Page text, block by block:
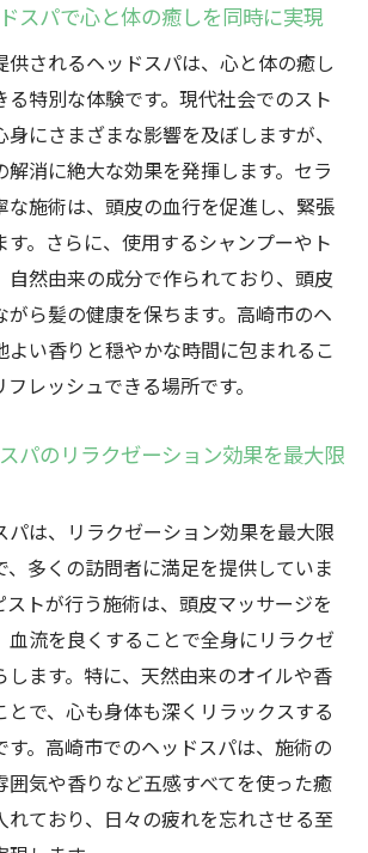
贅沢な週末を過ごすためのヘッド
褒美として高崎市のヘッドスパを
ヘッドスパで心と体にご褒美を
フレッシュに最適な高崎市のヘッ
間を過ごす高崎市のヘッドスパの
える高崎市のヘッドスパで極上の
ョン
ヘッドスパで心地よさを追求
ーションを極めた高崎市のヘッド
ヘッドスパが提供する至福のリラ
ョン
を超える高崎市のヘッドスパの秘
ラクゼーションを感じる高崎市の
パ
スパで心と体の癒しを同時に実現
供されるヘッドスパは、心と体の癒し
る特別な体験です。現代社会でのスト
にさまざまな影響を及ぼしますが、
解消に絶大な効果を発揮します。セラ
な施術は、頭皮の血行を促進し、緊張
す。さらに、使用するシャンプーやト
自然由来の成分で作られており、頭皮
がら髪の健康を保ちます。高崎市のヘ
よい香りと穏やかな時間に包まれるこ
レッシュできる場所です。
パのリラクゼーション効果を最大限
パは、リラクゼーション効果を最大限
、多くの訪問者に満足を提供していま
ストが行う施術は、頭皮マッサージを
血流を良くすることで全身にリラクゼ
します。特に、天然由来のオイルや香
とで、心も身体も深くリラックスする
す。高崎市でのヘッドスパは、施術の
囲気や香りなど五感すべてを使った癒
れており、日々の疲れを忘れさせる至